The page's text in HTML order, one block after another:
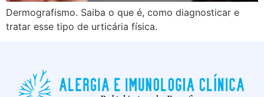
Dermografismo. Saiba o que é, como diagnosticar e
tratar esse tipo de urticária física.